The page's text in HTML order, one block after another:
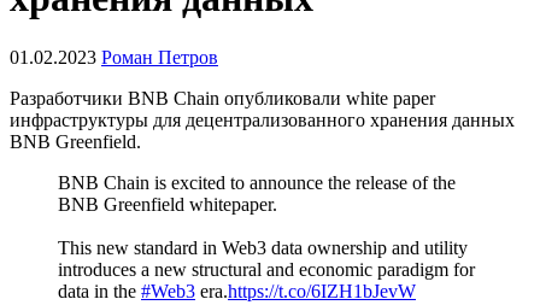
01.02.2023 Роман Петров
Разработчики BNB Chain опубликовали white paper
инфраструктуры для децентрализованного хранения данных
BNB Greenfield.
BNB Chain is excited to announce the release of the
BNB Greenfield whitepaper.
This new standard in Web3 data ownership and utility
introduces a new structural and economic paradigm for
data in the #Web3 era.https://t.co/6IZH1bJevW